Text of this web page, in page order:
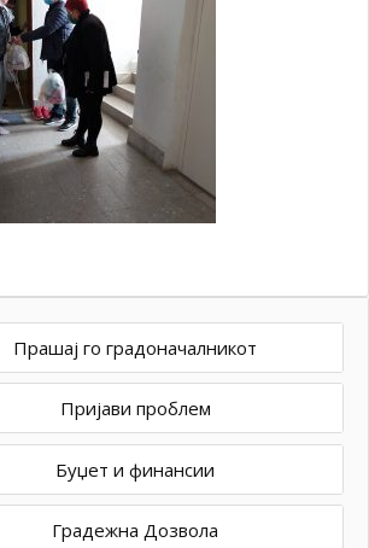
Прашај го градоначалникот
Пријави проблем
Буџет и финансии
Градежна Дозвола